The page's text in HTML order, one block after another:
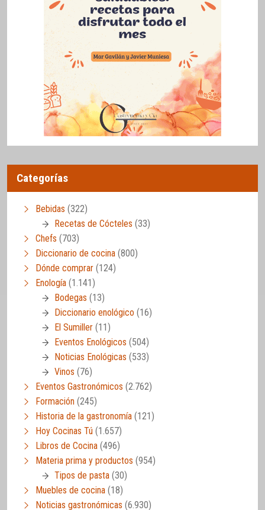
Categorías
Bebidas (322)
Recetas de Cócteles (33)
Chefs (703)
Diccionario de cocina (800)
Dónde comprar (124)
Enología (1.141)
Bodegas (13)
Diccionario enológico (16)
El Sumiller (11)
Eventos Enológicos (504)
Noticias Enológicas (533)
Vinos (76)
Eventos Gastronómicos (2.762)
Formación (245)
Historia de la gastronomía (121)
Hoy Cocinas Tú (1.657)
Libros de Cocina (496)
Materia prima y productos (954)
Tipos de pasta (30)
Muebles de cocina (18)
Noticias gastronómicas (6.930)